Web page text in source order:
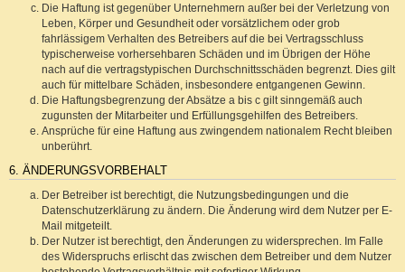
Die Haftung ist gegenüber Unternehmern außer bei der Verletzung von
Leben, Körper und Gesundheit oder vorsätzlichem oder grob
fahrlässigem Verhalten des Betreibers auf die bei Vertragsschluss
typischerweise vorhersehbaren Schäden und im Übrigen der Höhe
nach auf die vertragstypischen Durchschnittsschäden begrenzt. Dies gilt
auch für mittelbare Schäden, insbesondere entgangenen Gewinn.
Die Haftungsbegrenzung der Absätze a bis c gilt sinngemäß auch
zugunsten der Mitarbeiter und Erfüllungsgehilfen des Betreibers.
Ansprüche für eine Haftung aus zwingendem nationalem Recht bleiben
unberührt.
6. ÄNDERUNGSVORBEHALT
Der Betreiber ist berechtigt, die Nutzungsbedingungen und die
Datenschutzerklärung zu ändern. Die Änderung wird dem Nutzer per E-
Mail mitgeteilt.
Der Nutzer ist berechtigt, den Änderungen zu widersprechen. Im Falle
des Widerspruchs erlischt das zwischen dem Betreiber und dem Nutzer